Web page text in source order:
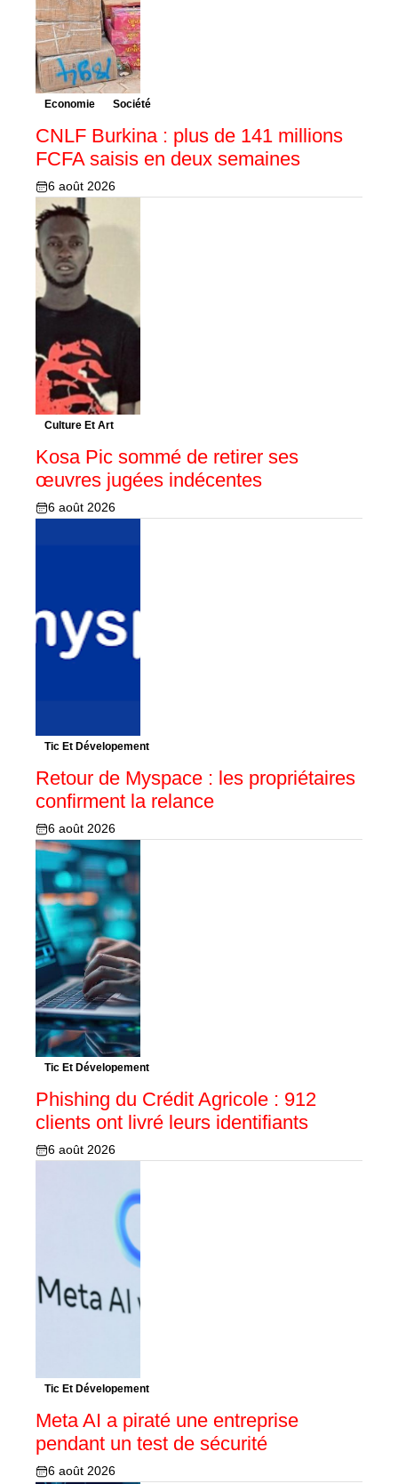
Economie Société
CNLF Burkina : plus de 141 millions
FCFA saisis en deux semaines
6 août 2026
Culture Et Art
Kosa Pic sommé de retirer ses
œuvres jugées indécentes
6 août 2026
Tic Et Dévelopement
Retour de Myspace : les propriétaires
confirment la relance
6 août 2026
Tic Et Dévelopement
Phishing du Crédit Agricole : 912
clients ont livré leurs identifiants
6 août 2026
Tic Et Dévelopement
Meta AI a piraté une entreprise
pendant un test de sécurité
6 août 2026